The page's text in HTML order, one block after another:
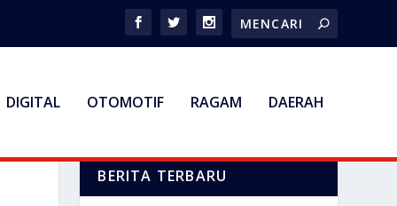
DIGITAL OTOMOTIF RAGAM DAERAH
BERITA TERBARU